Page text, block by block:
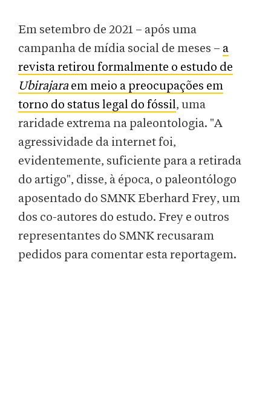
Em setembro de 2021 – após uma
campanha de mídia social de meses – a
revista retirou formalmente o estudo de
Ubirajaraem meio a preocupações em
torno do status legal do fóssil, uma
raridade extrema na paleontologia. "A
agressividade da internet foi,
evidentemente, suficiente para a retirada
do artigo", disse, à época, o paleontólogo
aposentado do SMNK Eberhard Frey, um
dos co-autores do estudo. Frey e outros
representantes do SMNK recusaram
pedidos para comentar esta reportagem.